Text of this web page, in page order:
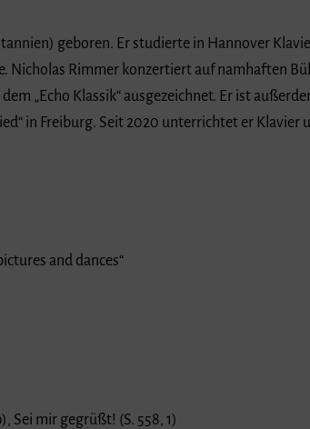
geboren. Er studierte in Hannover
Nicholas Rimmer konzertiert auf namhaften
„Echo Klassik“ ausgezeichnet. Er ist
in Freiburg. Seit 2020 unterrichtet er Klavier
and dances“
Sei mir gegrüßt! (S. 558, 1)